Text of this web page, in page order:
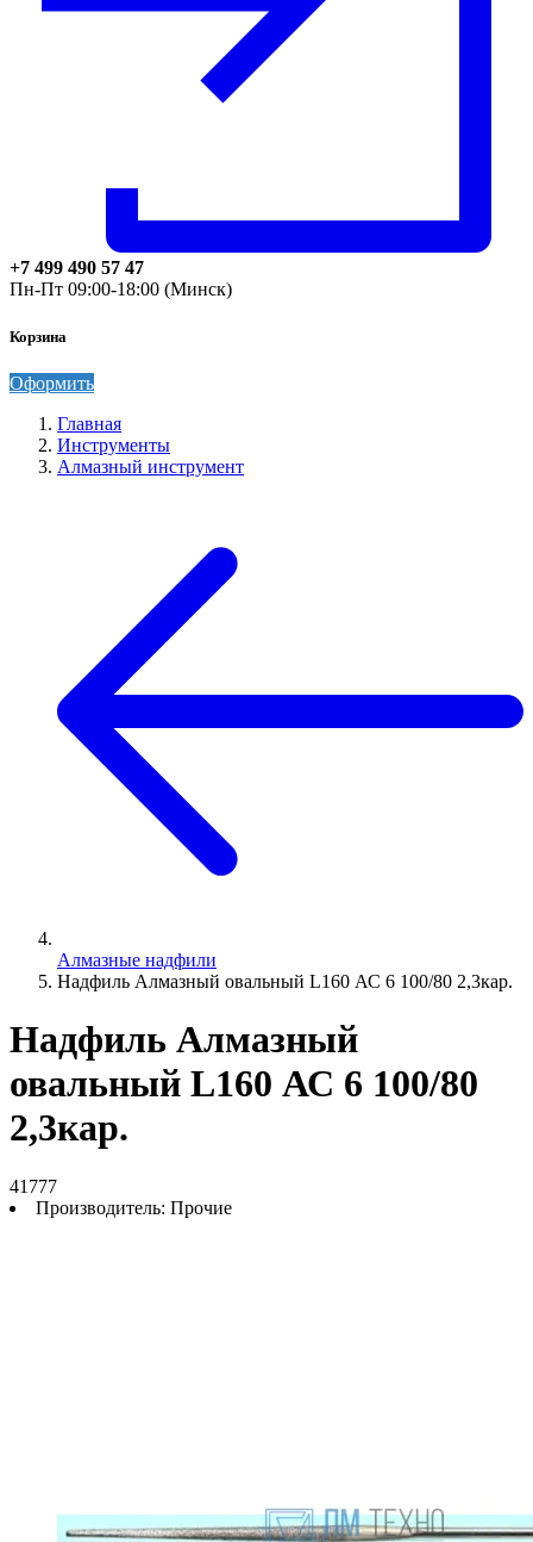
+7 499 490 57 47
Пн-Пт 09:00-18:00 (Минск)
Корзина
Оформить
Главная
Инструменты
Алмазный инструмент
Алмазные надфили
Надфиль Алмазный овальный L160 АС 6 100/80 2,3кар.
Надфиль Алмазный
овальный L160 АС 6 100/80
2,3кар.
41777
Производитель: Прочие